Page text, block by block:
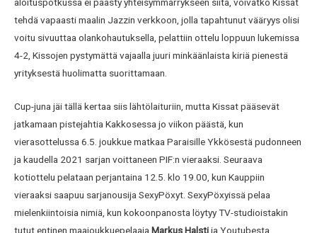
aloituspotkussa ei päästy yhteisymmärrykseen siitä, voivatko Kissat
tehdä vapaasti maalin Jazzin verkkoon, jolla tapahtunut vääryys olisi
voitu sivuuttaa olankohautuksella, pelattiin ottelu loppuun lukemissa
4-2, Kissojen pystymättä vajaalla juuri minkäänlaista kiriä pienestä
yrityksestä huolimatta suorittamaan.
Cup-juna jäi tällä kertaa siis lähtölaituriin, mutta Kissat pääsevät
jatkamaan pistejahtia Kakkosessa jo viikon päästä, kun
vierasottelussa 6.5. joukkue matkaa Paraisille Ykkösestä pudonneen
ja kaudella 2021 sarjan voittaneen PIF:n vieraaksi. Seuraava
kotiottelu pelataan perjantaina 12.5. klo 19.00, kun Kauppiin
vieraaksi saapuu sarjanousija SexyPöxyt. SexyPöxyissä pelaa
mielenkiintoisia nimiä, kun kokoonpanosta löytyy TV-studioistakin
tutut entinen maajoukkuepelaajaMarkus Halstija Youtubesta